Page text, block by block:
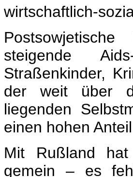
wirtschaftlich-
steigende
Straßenkinder,
der weit über
liegenden
einen hohen
Mit Rußland
gemein – es